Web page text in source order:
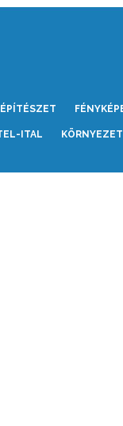
ÉPÍTÉSZET
ITAL